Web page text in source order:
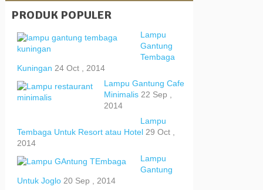
PRODUK POPULER
Lampu
Gantung
Tembaga
Kuningan 24 Oct , 2014
Lampu Gantung Cafe
Minimalis 22 Sep ,
2014
Lampu
Tembaga Untuk Resort atau Hotel 29 Oct ,
2014
Lampu
Gantung
Untuk Joglo 20 Sep , 2014